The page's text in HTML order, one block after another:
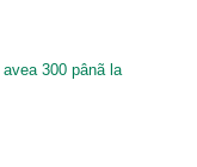
300 pânã la